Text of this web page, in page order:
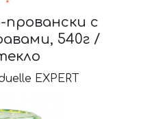
с
540г /
EXPERT